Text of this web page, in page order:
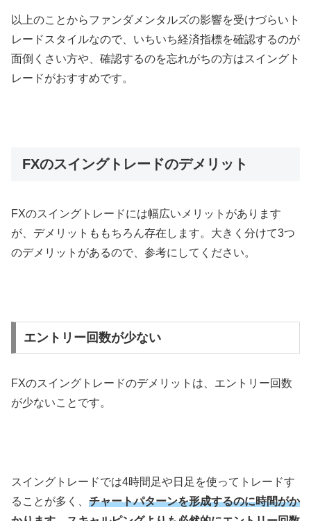
以上のことからファンダメンタルズの影響を受けづらいト
レードスタイルなので、いちいち経済指標を確認するのが
面倒くさい方や、確認するのを忘れがちの方はスイングト
レードがおすすめです。
FXのスイングトレードのデメリット
FXのスイングトレードには幅広いメリットがあります
が、デメリットももちろん存在します。大きく分けて3つ
のデメリットがあるので、参考にしてください。
エントリー回数が少ない
FXのスイングトレードのデメリットは、エントリー回数
が少ないことです。
スイングトレードでは4時間足や日足を使ってトレードす
ることが多く、 チャートパターンを形成するのに時間がか